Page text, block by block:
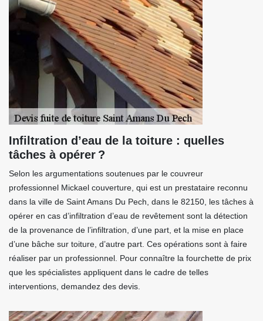
Infiltration d’eau de la toiture : quelles
tâches à opérer ?
Selon les argumentations soutenues par le couvreur
professionnel Mickael couverture, qui est un prestataire reconnu
dans la ville de Saint Amans Du Pech, dans le 82150, les tâches à
opérer en cas d’infiltration d’eau de revêtement sont la détection
de la provenance de l’infiltration, d’une part, et la mise en place
d’une bâche sur toiture, d’autre part. Ces opérations sont à faire
réaliser par un professionnel. Pour connaître la fourchette de prix
que les spécialistes appliquent dans le cadre de telles
interventions, demandez des devis.